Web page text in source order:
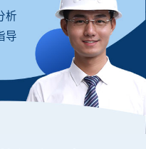
析
导